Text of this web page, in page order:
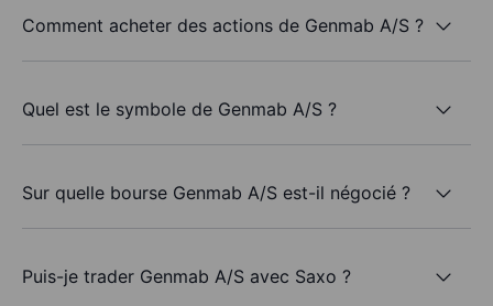
Comment acheter des actions de Genmab A/S ?
Quel est le symbole de Genmab A/S ?
Sur quelle bourse Genmab A/S est-il négocié ?
Puis-je trader Genmab A/S avec Saxo ?